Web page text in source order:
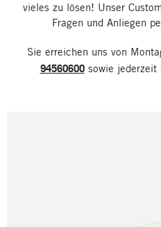
vieles zu lösen! Unser
Fragen und Anliegen
Sie erreichen uns von
94560600sowie jederzeit